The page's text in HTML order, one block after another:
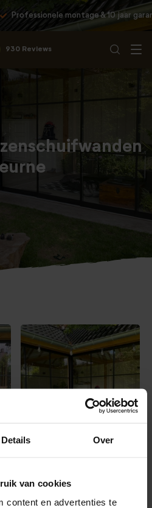
Details Over
van cookies
content en advertenties te
& 10 jaar garantie
930 Reviews